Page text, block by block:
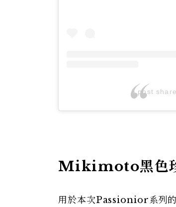
A post
Mikimoto黑色
用於本次Passionior系列的